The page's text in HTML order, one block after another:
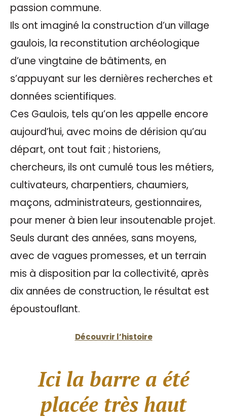
passion commune.
Ils ont imaginé la construction d’un village
gaulois, la reconstitution archéologique
d’une vingtaine de bâtiments, en
s’appuyant sur les dernières recherches et
données scientifiques.
Ces Gaulois, tels qu’on les appelle encore
aujourd’hui, avec moins de dérision qu’au
départ, ont tout fait ; historiens,
chercheurs, ils ont cumulé tous les métiers,
cultivateurs, charpentiers, chaumiers,
maçons, administrateurs, gestionnaires,
pour mener à bien leur insoutenable projet.
Seuls durant des années, sans moyens,
avec de vagues promesses, et un terrain
mis à disposition par la collectivité, après
dix années de construction, le résultat est
époustouflant.
Découvrir l’histoire
Ici la barre a été
placée très haut